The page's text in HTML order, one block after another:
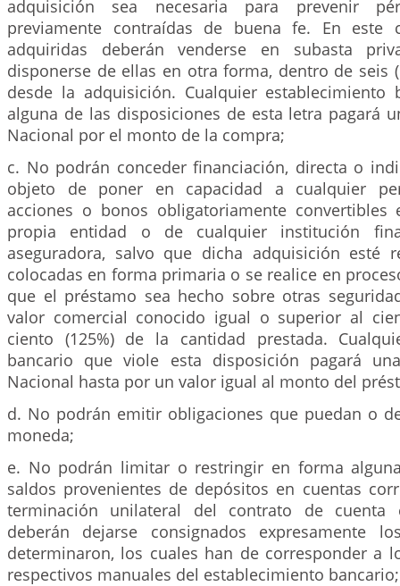
adquisición sea necesaria para prevenir
previamente contraídas de buena fe. En este
adquiridas deberán venderse en subasta
disponerse de ellas en otra forma, dentro de seis
desde la adquisición. Cualquier establecimiento
alguna de las disposiciones de esta letra pagará
Nacional por el monto de la compra;
c. No podrán conceder financiación, directa o
objeto de poner en capacidad a cualquier
acciones o bonos obligatoriamente convertibles
propia entidad o de cualquier institución
aseguradora, salvo que dicha adquisición esté
colocadas en forma primaria o se realice en
que el préstamo sea hecho sobre otras
valor comercial conocido igual o superior al
ciento (125%) de la cantidad prestada.
bancario que viole esta disposición pagará
Nacional hasta por un valor igual al monto del
d. No podrán emitir obligaciones que puedan o
moneda;
e. No podrán limitar o restringir en forma
saldos provenientes de depósitos en cuentas
terminación unilateral del contrato de cuenta
deberán dejarse consignados expresamente
determinaron, los cuales han de corresponder a
respectivos manuales del establecimiento bancario;